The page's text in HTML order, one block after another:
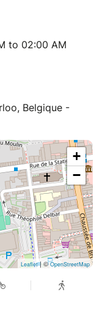
to 02:00 AM
Belgique -
+
−
Leaflet| ©OpenStreetMap